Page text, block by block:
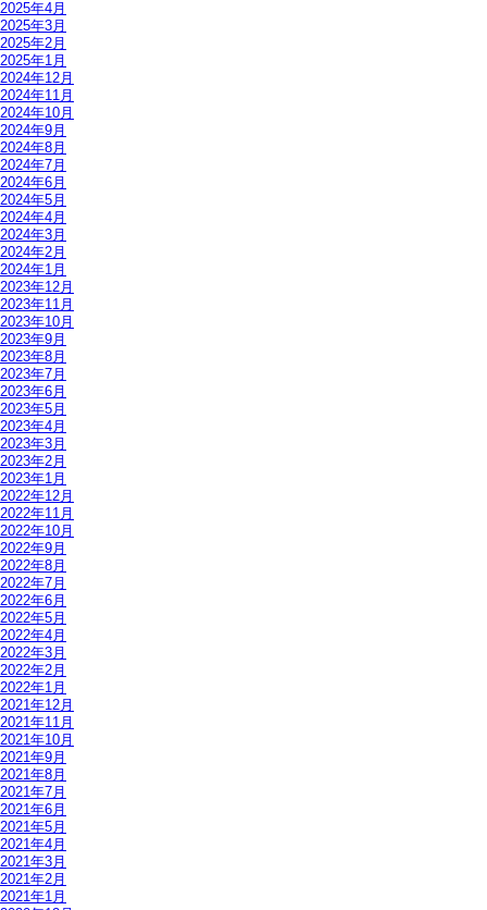
2025年4月
2025年3月
2025年2月
2025年1月
2024年12月
2024年11月
2024年10月
2024年9月
2024年8月
2024年7月
2024年6月
2024年5月
2024年4月
2024年3月
2024年2月
2024年1月
2023年12月
2023年11月
2023年10月
2023年9月
2023年8月
2023年7月
2023年6月
2023年5月
2023年4月
2023年3月
2023年2月
2023年1月
2022年12月
2022年11月
2022年10月
2022年9月
2022年8月
2022年7月
2022年6月
2022年5月
2022年4月
2022年3月
2022年2月
2022年1月
2021年12月
2021年11月
2021年10月
2021年9月
2021年8月
2021年7月
2021年6月
2021年5月
2021年4月
2021年3月
2021年2月
2021年1月